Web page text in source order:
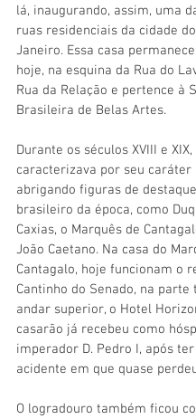
lá, inaugurando, assim, uma
ruas residenciais da cidade
Janeiro. Essa casa
hoje, na esquina da Rua do
Rua da Relação e pertence à
Brasileira de Belas Artes.
Durante os séculos XVIII e
caracterizava por seu caráter
abrigando figuras de
brasileiro da época, como
Caxias, o Marquês de
João Caetano. Na casa do
Cantagalo, hoje funcionam o
Cantinho do Senado, na parte
andar superior, o Hotel
casarão já recebeu como
imperador D. Pedro I, após
acidente em que quase
O logradouro também ficou